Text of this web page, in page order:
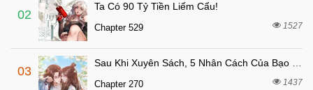
Chapter 62 7 tháng trước
Chapter 61
Chapter 60
Chapter 59
02
Ta Có 90 Tỷ Tiền Liếm Cẩu!
Chapter 529 1527
03
Chapter 270 1437